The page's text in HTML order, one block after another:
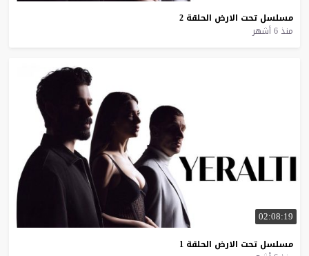
مسلسل تحت الارض الحلقة 2
منذ 6 أشهر
02:08:19
مسلسل تحت الارض الحلقة 1